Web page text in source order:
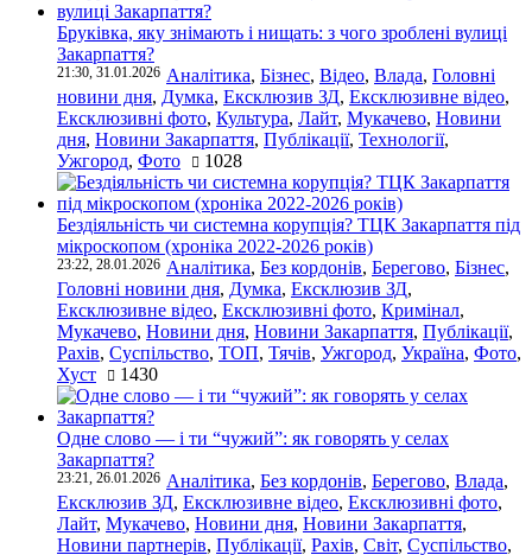
Бруківка, яку знімають і нищать: з чого зроблені вулиці
Закарпаття?
21:30, 31.01.2026 Аналітика, Бізнес, Відео, Влада, Головні
новини дня, Думка, Ексклюзив ЗД, Ексклюзивне відео,
Ексклюзивні фото, Культура, Лайт, Мукачево, Новини
дня, Новини Закарпаття, Публікації, Технології,
Ужгород, Фото 1028
Бездіяльність чи системна корупція? ТЦК Закарпаття під
мікроскопом (хроніка 2022-2026 років)
23:22, 28.01.2026 Аналітика, Без кордонів, Берегово, Бізнес,
Головні новини дня, Думка, Ексклюзив ЗД,
Ексклюзивне відео, Ексклюзивні фото, Кримінал,
Мукачево, Новини дня, Новини Закарпаття, Публікації,
Рахів, Суспільство, ТОП, Тячів, Ужгород, Україна, Фото,
Хуст
1430
Одне слово — і ти “чужий”: як говорять у селах
Закарпаття?
23:21, 26.01.2026 Аналітика, Без кордонів, Берегово, Влада,
Ексклюзив ЗД, Ексклюзивне відео, Ексклюзивні фото,
Лайт, Мукачево, Новини дня, Новини Закарпаття,
Новини партнерів, Публікації, Рахів, Світ, Суспільство,